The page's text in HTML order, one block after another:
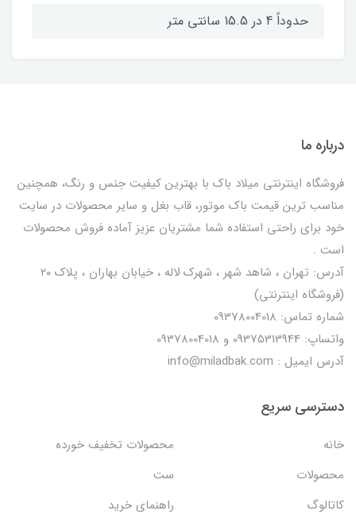
حدوداً 4 در 15.5 سانتی متر
درباره ما
فروشگاه اینترنتی میلاد باک با بهترین کیفیت جنس و رنگ، همچنین
مناسب ترین قیمت باک موتور، قاب بغل و سایر محصولات در سایت
خود برای راحتی استفاده شما مشتریان عزیز آماده فروش محصولات
است .
آدرس: تهران ، شاهد شهر ، شهرک لاله ، خیابان بهاران ، پلاک ۲۰
(فروشگاه اینترنتی)
شماره تماس: 09378004018
واتساپ: 09375313944 و 09378004018
آدرس ایمیل : info@miladbak.com
دسترسی سریع
خانه
محصولات تخفیف خورده
محصولات
ست
کاتالوگ
راهنمای خرید